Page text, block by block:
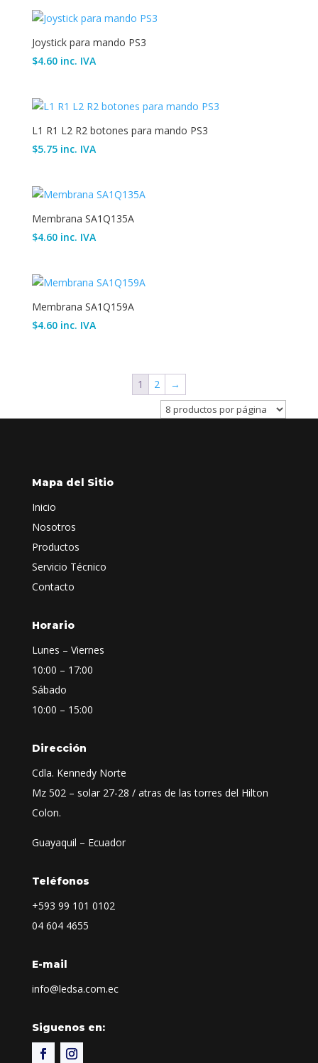
Joystick para mando PS3
$4.60 inc. IVA
L1 R1 L2 R2 botones para mando PS3
$5.75 inc. IVA
Membrana SA1Q135A
$4.60 inc. IVA
Membrana SA1Q159A
$4.60 inc. IVA
1 2 →
Mapa del Sitio
Inicio
Nosotros
Productos
Servicio Técnico
Contacto
Horario
Lunes – Viernes
10:00 – 17:00
Sábado
10:00 – 15:00
Dirección
Cdla. Kennedy Norte
Mz 502 – solar 27-28 / atras de las torres del Hilton
Colon.
Guayaquil – Ecuador
Teléfonos
+593 99 101 0102
04 604 4655
E-mail
info@ledsa.com.ec
Siguenos en: